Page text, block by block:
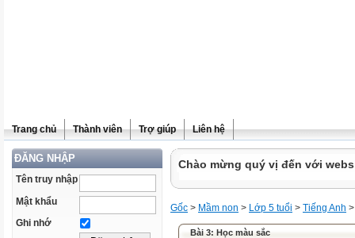
Trang chủ Thành viên Trợ giúp Liên hệ
ĐĂNG NHẬP
Tên truy nhập
Mật khẩu
Ghi nhớ
Chào mừng quý vị đến với
Gốc > Mầm non > Lớp 5 tuổi > Tiếng Anh >
Bài 3: Học màu sắc